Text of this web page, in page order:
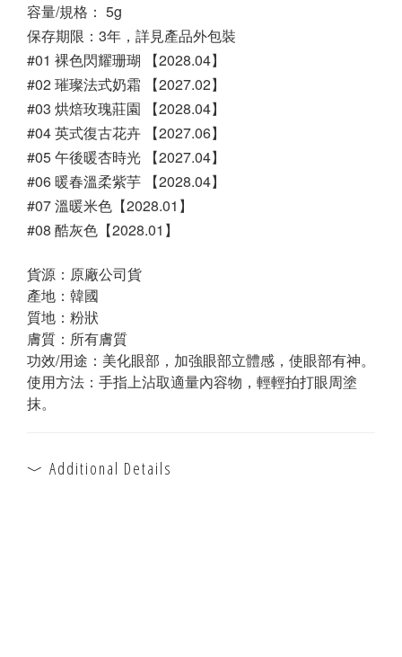
容量/規格： 5g
保存期限：3年，詳見產品外包裝
#01 裸色閃耀珊瑚 【2028.04】
#02 璀璨法式奶霜 【2027.02】
#03 烘焙玫瑰莊園 【2028.04】
#04 英式復古花卉 【2027.06】
#05 午後暖杏時光 【2027.04】
#06 暖春溫柔紫芋 【2028.04】
#07 溫暖米色【2028.01】
#08 酷灰色【2028.01】
貨源：原廠公司貨
產地：韓國
質地： 粉狀
膚質： 所有膚質
功效/用途： 美化眼部，加強眼部立體感，使眼部有神。
使用方法：手指上沾取適量內容物，輕輕拍打眼周塗
抹。
Additional Details